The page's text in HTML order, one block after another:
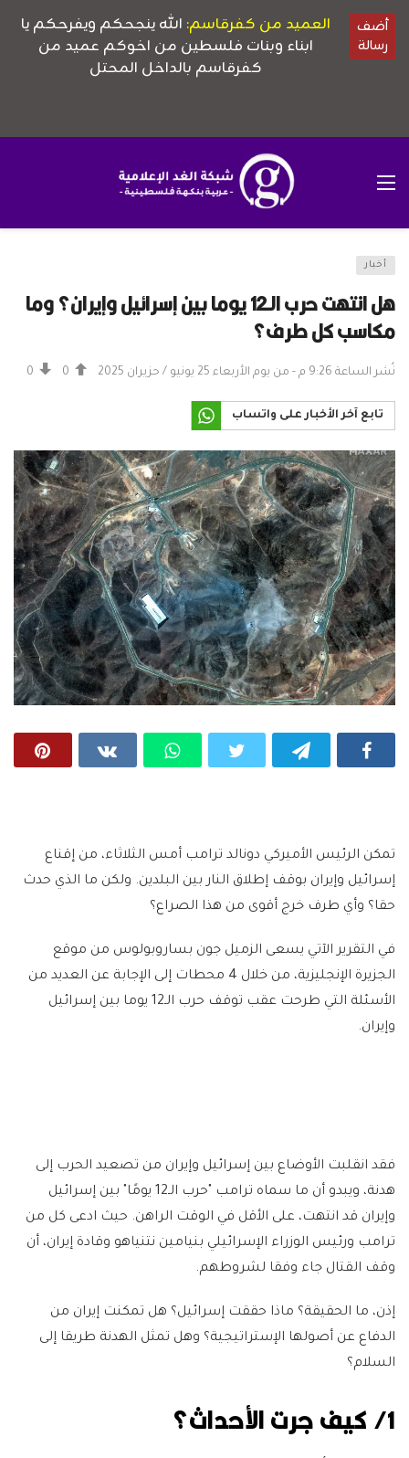
أخبار
هل انتهت حرب الـ12 يوما بين إسرائيل وإيران؟ وما
مكاسب كل طرف؟
نُشر الساعة 9:26 م - من يوم الأربعاء 25 يونيو / حزيران 2025 0
0
تابع آخر الأخبار على واتساب
تمكن الرئيس الأميركي دونالد ترامب أمس الثلاثاء، من إقناع
إسرائيل وإيران بوقف إطلاق النار بين البلدين. ولكن ما الذي حدث
حقا؟ وأي طرف خرج أقوى من هذا الصراع؟
في التقرير الآتي يسعى الزميل جون بساروبولوس من موقع
الجزيرة الإنجليزية، من خلال 4 محطات إلى الإجابة عن العديد من
الأسئلة التي طرحت عقب توقف حرب الـ12 يوما بين إسرائيل
وإيران.
فقد انقلبت الأوضاع بين إسرائيل وإيران من تصعيد الحرب إلى
هدنة، ويبدو أن ما سماه ترامب "حرب الـ12 يومًا" بين إسرائيل
وإيران قد انتهت، على الأقل في الوقت الراهن. حيث ادعى كل من
ترامب ورئيس الوزراء الإسرائيلي بنيامين نتنياهو وقادة إيران، أن
وقف القتال جاء وفقا لشروطهم.
إذن، ما الحقيقة؟ ماذا حققت إسرائيل؟ هل تمكنت إيران من
الدفاع عن أصولها الإستراتيجية؟ وهل تمثل الهدنة طريقا إلى
السلام؟
1/ كيف جرت الأحداث؟